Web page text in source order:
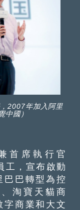
2007年加入阿里
中國）
席執行官
工，宣布啟動
巴巴轉型為控
淘寶天貓商
字商業和大文